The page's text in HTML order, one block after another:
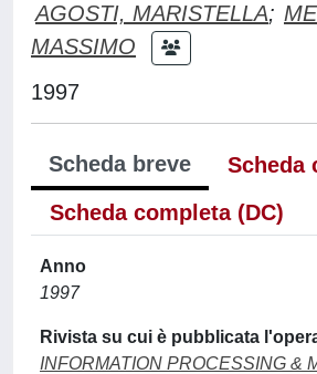
AGOSTI, MARISTELLA;
MASSIMO
1997
Scheda breve
Scheda
Scheda completa (DC)
Anno
1997
Rivista su cui è pubblicata
INFORMATION PROCESSING &